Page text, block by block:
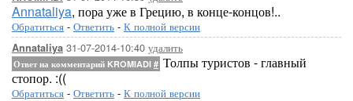
Annataliya, пора уже в Грецию, в конце-концов!..
Обратиться - Ответить - К полной версии
Annataliya 31-07-2014-10:40 удалить
Ответ на комментарий KROMIADI # Толпы туристов - главный
стопор. :((
Обратиться - Ответить - К полной версии